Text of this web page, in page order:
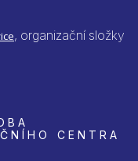
, organizační složky
CENTRA